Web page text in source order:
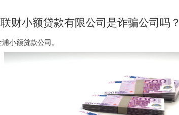
财小额贷款有限公司是诈骗公司吗？
小额贷款公司。